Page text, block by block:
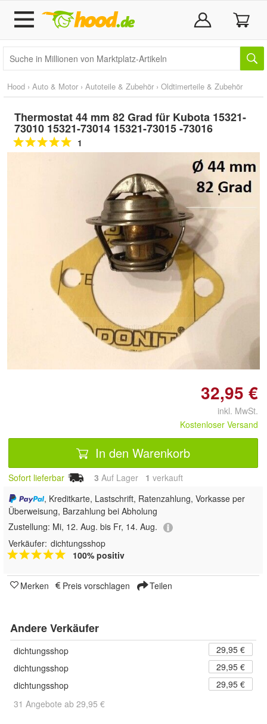
Hood › Auto & Motor › Autoteile & Zubehör › Oldtimerteile & Zubehör
Thermostat 44 mm 82 Grad für Kubota 15321-
73010 15321-73014 15321-73015 -73016
1
Doppelt antippen zum
vergrößern
32,95 €
inkl. MwSt.
Kostenloser Versand
In den Warenkorb
Sofort lieferbar 3 Auf Lager 1 verkauft
, Kreditkarte, Lastschrift, Ratenzahlung, Vorkasse per
Überweisung, Barzahlung bei Abholung
Zustellung: Mi, 12. Aug. bis Fr, 14. Aug.
Verkäufer: dichtungsshop
100% positiv
Merken Preis vorschlagen Teilen
Andere Verkäufer
dichtungsshop
29,95 €
dichtungsshop
29,95 €
dichtungsshop
29,95 €
31 Angebote ab 29,95 €